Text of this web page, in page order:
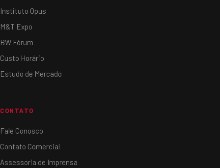
Instituto Opus
M&T Expo
BW Fórum
Custo Horário
Estudo de Mercado
CONTATO
Fale Conosco
Contato Comercial
Assessoria de Imprensa